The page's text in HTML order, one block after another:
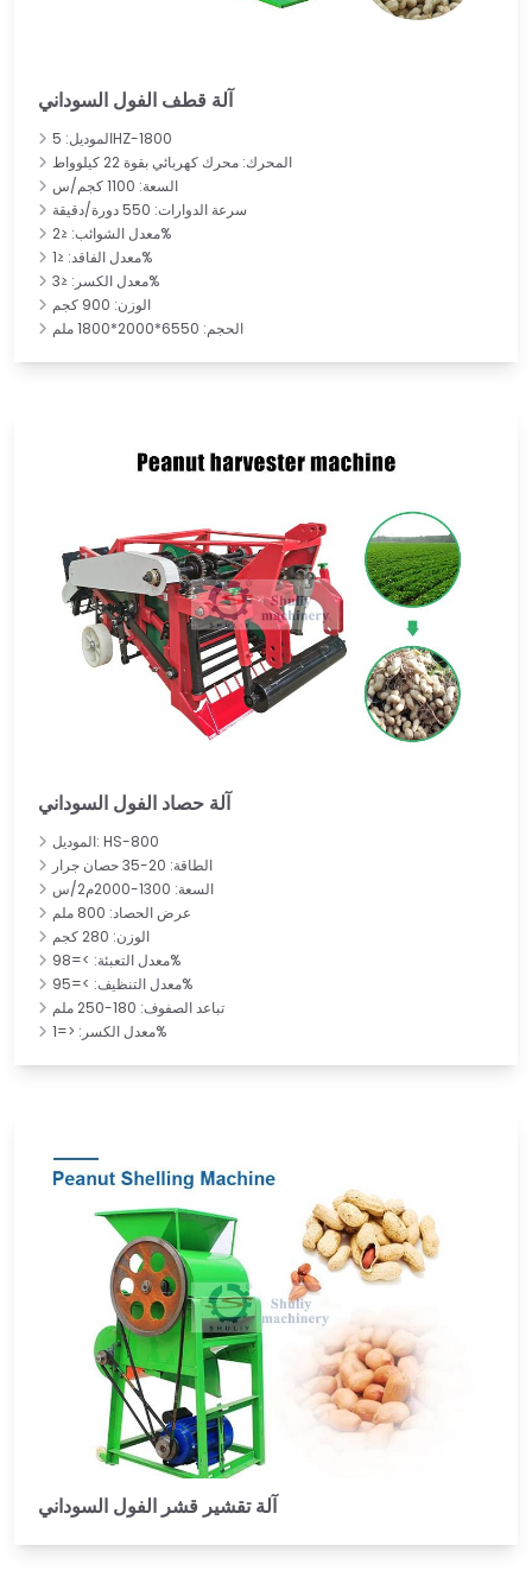
آلة قطف الفول السوداني
الموديل: 5HZ-1800
المحرك: محرك كهربائي بقوة 22 كيلوواط
السعة: 1100 كجم/س
سرعة الدوارات: 550 دورة/دقيقة
معدل الشوائب: ≤2%
معدل الفاقد: ≤1%
معدل الكسر: ≤3%
الوزن: 900 كجم
الحجم: 6550*2000*1800 ملم
آلة حصاد الفول السوداني
الموديل: HS-800
الطاقة: 20-35 حصان جرار
السعة: 1300-2000م2/س
عرض الحصاد: 800 ملم
الوزن: 280 كجم
معدل التعبئة: >=98%
معدل التنظيف: >=95%
تباعد الصفوف: 180-250 ملم
معدل الكسر: <=1%
آلة تقشير قشر الفول السوداني